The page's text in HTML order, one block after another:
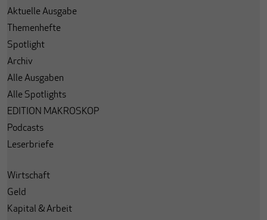
Aktuelle Ausgabe
Themenhefte
Spotlight
Archiv
Alle Ausgaben
Alle Spotlights
EDITION MAKROSKOP
Podcasts
Leserbriefe
Wirtschaft
Geld
Kapital & Arbeit